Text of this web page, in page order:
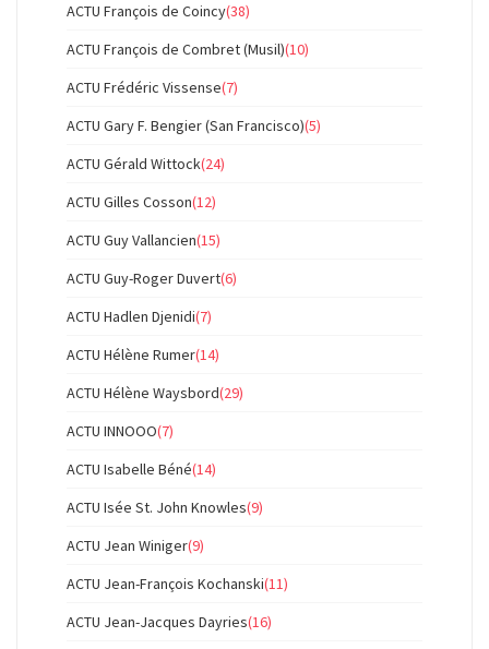
ACTU François de Coincy(38)
ACTU François de Combret (Musil)(10)
ACTU Frédéric Vissense(7)
ACTU Gary F. Bengier (San Francisco)(5)
ACTU Gérald Wittock(24)
ACTU Gilles Cosson(12)
ACTU Guy Vallancien(15)
ACTU Guy-Roger Duvert(6)
ACTU Hadlen Djenidi(7)
ACTU Hélène Rumer(14)
ACTU Hélène Waysbord(29)
ACTU INNOOO(7)
ACTU Isabelle Béné(14)
ACTU Isée St. John Knowles(9)
ACTU Jean Winiger(9)
ACTU Jean-François Kochanski(11)
ACTU Jean-Jacques Dayries(16)